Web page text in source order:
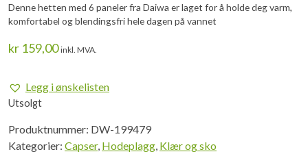
Denne hetten med 6 paneler fra Daiwa er laget for å holde deg varm,
komfortabel og blendingsfri hele dagen på vannet
kr 159,00 inkl. MVA.
Legg i ønskelisten
Utsolgt
Produktnummer: DW-199479
Kategorier: Capser, Hodeplagg, Klær og sko